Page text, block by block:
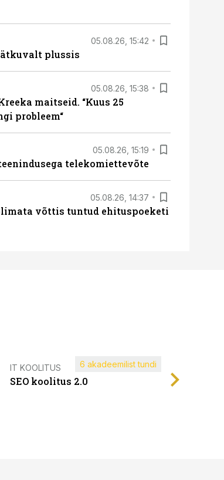
05.08.26, 15:42
plussis
05.08.26, 15:38
maitseid. “Kuus 25
probleem“
05.08.26, 15:19
telekomiettevõte
05.08.26, 14:37
võttis tuntud ehituspoeketi
IT KOOLITUS
SEO koolitus 2.0
6 akadeemilist tundi